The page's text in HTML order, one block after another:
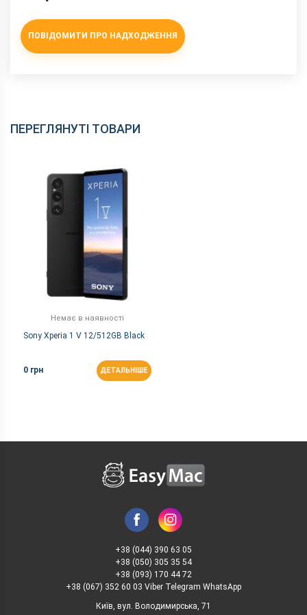
ПОВІДОМИТИ ПРО НАДХОДЖЕННЯ
ПЕРЕГЛЯНУТІ ТОВАРИ
Немає в наявності
Sony Xperia 1 V 12/512GB Black
0 грн ДЕТАЛЬНІШЕ
+38 (044) 390 63 05
+38 (050) 305 35 54
+38 (093) 170 44 72
+38 (067) 352 60 03 Viber Telegram WhatsApp
Київ, вул. Володимирська, 71